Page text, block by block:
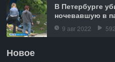
В Петербурге
ночевавшую в
9 авг 2022
Новое